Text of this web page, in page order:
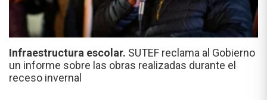
Infraestructura escolar. SUTEF reclama al Gobierno
un informe sobre las obras realizadas durante el
receso invernal